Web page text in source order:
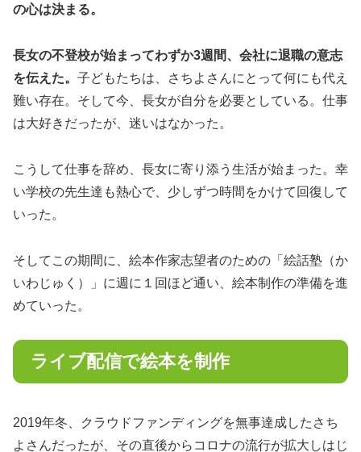
の心は決まる。
長女の不登校が始まってわずか3週間、会社に退職の意志
を伝えた。 子どもたちは、さちよさんにとって何にも代え
難い存在。そして今、長女が自分を必要としている。仕事
は大好きだったが、迷いはなかった。
こうして仕事を辞め、長女に寄り添う生活が始まった。幸
い学校の先生達も熱心で、少しずつ時間をかけて回復して
いった。
そしてこの期間に、絵本作家志望者のための「絵話塾（か
いわじゅく）」に週に１回ほど通い、絵本制作の準備を進
めていった。
ライブ配信で絵本を制作
2019年冬、クラウドファンディングを無事達成したさち
よさんだったが、その直後からコロナの流行が拡大しはじ